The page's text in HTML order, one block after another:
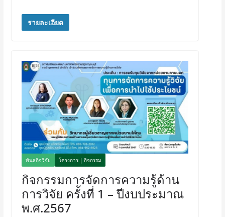
รายละเอียด
พันธกิจวิจัย โครงการ | กิจกรรม
กิจกรรมการจัดการความรู้ด้าน
การวิจัย ครั้งที่ 1 – ปีงบประมาณ
พ.ศ.2567